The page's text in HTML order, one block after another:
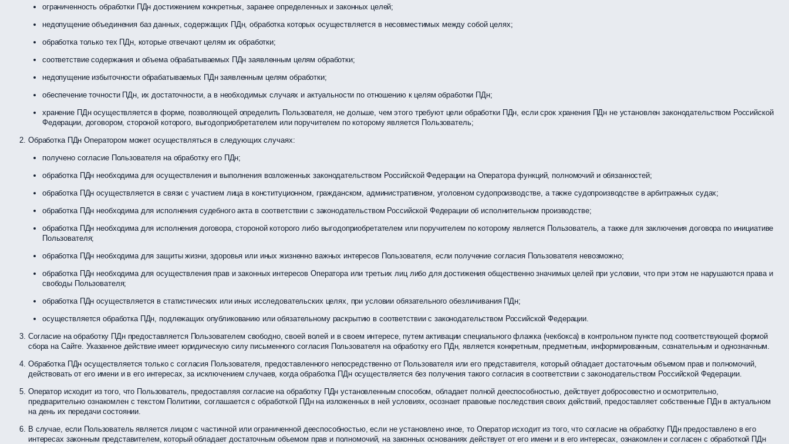
ограниченность обработки ПДн достижением конкретных, заранее определенных и законных целей;
недопущение объединения баз данных, содержащих ПДн, обработка которых осуществляется в несовместимых между собой целях;
обработка только тех ПДн, которые отвечают целям их обработки;
соответствие содержания и объема обрабатываемых ПДн заявленным целям обработки;
недопущение избыточности обрабатываемых ПДн заявленным целям обработки;
обеспечение точности ПДн, их достаточности, а в необходимых случаях и актуальности по отношению к целям обработки ПДн;
хранение ПДн осуществляется в форме, позволяющей определить Пользователя, не дольше, чем этого требуют цели обработки ПДн, если срок хранения ПДн не установлен законодательством Российской
Федерации, договором, стороной которого, выгодоприобретателем или поручителем по которому является Пользователь;
Обработка ПДн Оператором может осуществляться в следующих случаях:
получено согласие Пользователя на обработку его ПДн;
обработка ПДн необходима для осуществления и выполнения возложенных законодательством Российской Федерации на Оператора функций, полномочий и обязанностей;
обработка ПДн осуществляется в связи с участием лица в конституционном, гражданском, административном, уголовном судопроизводстве, а также судопроизводстве в арбитражных судах;
обработка ПДн необходима для исполнения судебного акта в соответствии с законодательством Российской Федерации об исполнительном производстве;
обработка ПДн необходима для исполнения договора, стороной которого либо выгодоприобретателем или поручителем по которому является Пользователь, а также для заключения договора по инициативе
Пользователя;
обработка ПДн необходима для защиты жизни, здоровья или иных жизненно важных интересов Пользователя, если получение согласия Пользователя невозможно;
обработка ПДн необходима для осуществления прав и законных интересов Оператора или третьих лиц либо для достижения общественно значимых целей при условии, что при этом не нарушаются права и
свободы Пользователя;
обработка ПДн осуществляется в статистических или иных исследовательских целях, при условии обязательного обезличивания ПДн;
осуществляется обработка ПДн, подлежащих опубликованию или обязательному раскрытию в соответствии с законодательством Российской Федерации.
Согласие на обработку ПДн предоставляется Пользователем свободно, своей волей и в своем интересе, путем активации специального флажка (чекбокса) в контрольном пункте под соответствующей формой
сбора на Сайте. Указанное действие имеет юридическую силу письменного согласия Пользователя на обработку его ПДн, является конкретным, предметным, информированным, сознательным и однозначным.
Обработка ПДн осуществляется только с согласия Пользователя, предоставленного непосредственно от Пользователя или его представителя, который обладает достаточным объемом прав и полномочий,
действовать от его имени и в его интересах, за исключением случаев, когда обработка ПДн осуществляется без получения такого согласия в соответствии с законодательством Российской Федерации.
Оператор исходит из того, что Пользователь, предоставляя согласие на обработку ПДн установленным способом, обладает полной дееспособностью, действует добросовестно и осмотрительно,
предварительно ознакомлен с текстом Политики, соглашается с обработкой ПДн на изложенных в ней условиях, осознает правовые последствия своих действий, предоставляет собственные ПДн в актуальном
на день их передачи состоянии.
В случае, если Пользователь является лицом с частичной или ограниченной дееспособностью, если не установлено иное, то Оператор исходит из того, что согласие на обработку ПДн предоставлено в его
интересах законным представителем, который обладает достаточным объемом прав и полномочий, на законных основаниях действует от его имени и в его интересах, ознакомлен и согласен с обработкой ПДн